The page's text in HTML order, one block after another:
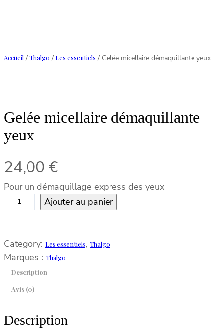
Accueil / Thalgo / Les essentiels / Gelée micellaire démaquillante yeux
Gelée micellaire démaquillante
yeux
24,00 €
Pour un démaquillage express des yeux.
Ajouter au panier
Category: Les essentiels, Thalgo
Marques : Thalgo
Description
Avis (0)
Description